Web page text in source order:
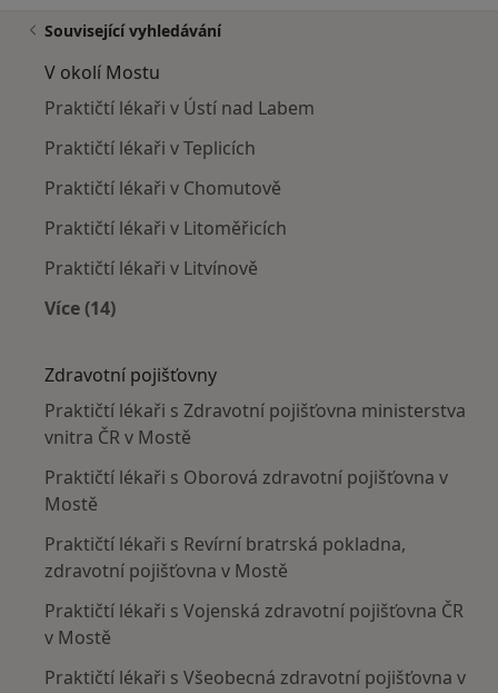
Související vyhledávání
V okolí Mostu
Praktičtí lékaři v Ústí nad Labem
Praktičtí lékaři v Teplicích
Praktičtí lékaři v Chomutově
Praktičtí lékaři v Litoměřicích
Praktičtí lékaři v Litvínově
Více (14)
Zdravotní pojišťovny
Praktičtí lékaři s Zdravotní pojišťovna ministerstva
vnitra ČR v Mostě
Praktičtí lékaři s Oborová zdravotní pojišťovna v
Mostě
Praktičtí lékaři s Revírní bratrská pokladna,
zdravotní pojišťovna v Mostě
Praktičtí lékaři s Vojenská zdravotní pojišťovna ČR
v Mostě
Praktičtí lékaři s Všeobecná zdravotní pojišťovna v